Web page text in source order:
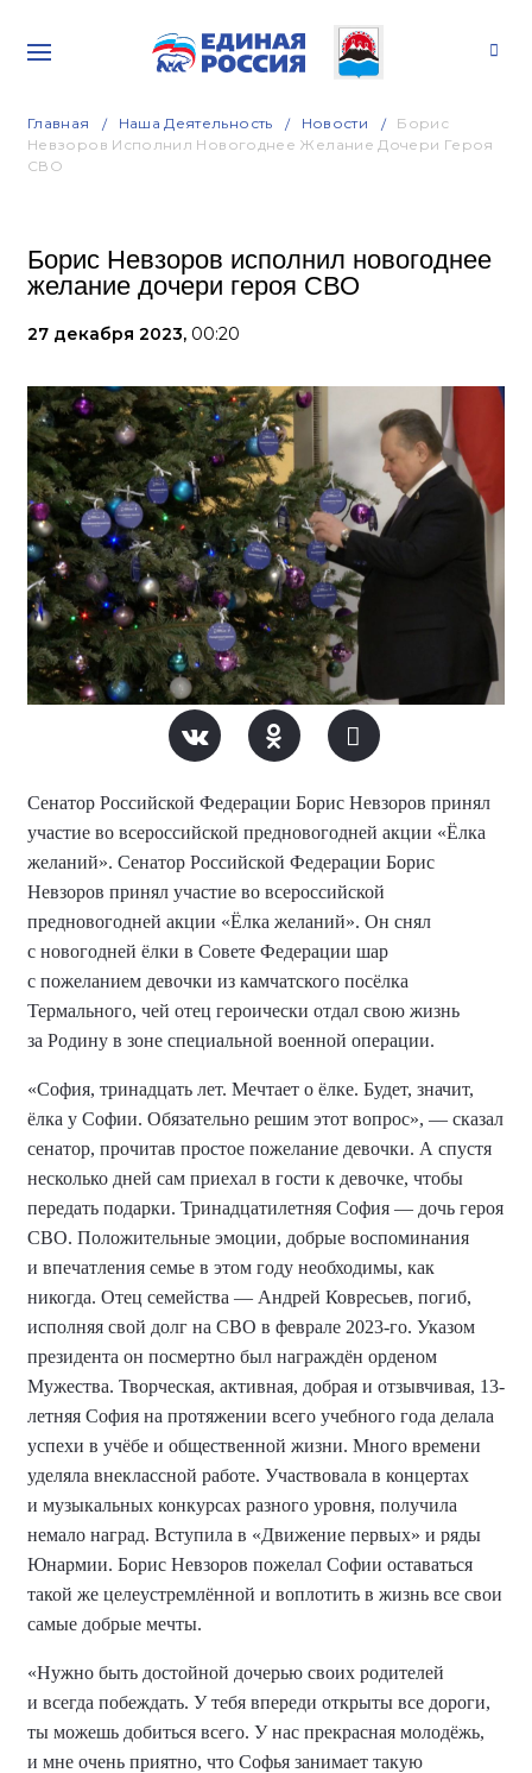
Главная Наша Деятельность Новости
Борис
Невзоров Исполнил Новогоднее Желание Дочери Героя
СВО
Борис Невзоров исполнил новогоднее
желание дочери героя СВО
27 декабря 2023, 00:20
Сенатор Российской Федерации Борис Невзоров принял
участие во всероссийской предновогодней акции «Ёлка
желаний». Сенатор Российской Федерации Борис
Невзоров принял участие во всероссийской
предновогодней акции «Ёлка желаний». Он снял
с новогодней ёлки в Совете Федерации шар
с пожеланием девочки из камчатского посёлка
Термального, чей отец героически отдал свою жизнь
за Родину в зоне специальной военной операции.
«София, тринадцать лет. Мечтает о ёлке. Будет, значит,
ёлка у Софии. Обязательно решим этот вопрос», — сказал
сенатор, прочитав простое пожелание девочки. А спустя
несколько дней сам приехал в гости к девочке, чтобы
передать подарки. Тринадцатилетняя София — дочь героя
СВО. Положительные эмоции, добрые воспоминания
и впечатления семье в этом году необходимы, как
никогда. Отец семейства — Андрей Ковресьев, погиб,
исполняя свой долг на СВО в феврале 2023-го. Указом
президента он посмертно был награждён орденом
Мужества. Творческая, активная, добрая и отзывчивая, 13-
летняя София на протяжении всего учебного года делала
успехи в учёбе и общественной жизни. Много времени
уделяла внеклассной работе. Участвовала в концертах
и музыкальных конкурсах разного уровня, получила
немало наград. Вступила в «Движение первых» и ряды
Юнармии. Борис Невзоров пожелал Софии оставаться
такой же целеустремлённой и воплотить в жизнь все свои
самые добрые мечты.
«Нужно быть достойной дочерью своих родителей
и всегда побеждать. У тебя впереди открыты все дороги,
ты можешь добиться всего. У нас прекрасная молодёжь,
и мне очень приятно, что Софья занимает такую